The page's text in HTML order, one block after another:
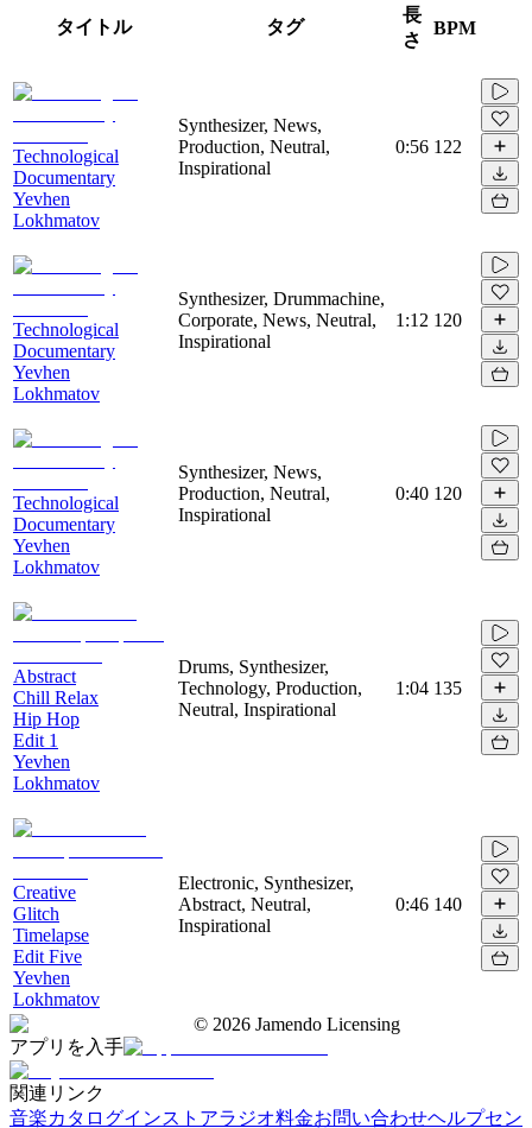
タイトル タグ
長
さ
BPM
Technological
Documentary
Yevhen
Lokhmatov
Synthesizer, News,
Production, Neutral,
Inspirational
0:56 122
Technological
Documentary
Yevhen
Lokhmatov
Synthesizer, Drummachine,
Corporate, News, Neutral,
Inspirational
1:12 120
Technological
Documentary
Yevhen
Lokhmatov
Synthesizer, News,
Production, Neutral,
Inspirational
0:40 120
Abstract
Chill Relax
Hip Hop
Edit 1
Yevhen
Lokhmatov
Drums, Synthesizer,
Technology, Production,
Neutral, Inspirational
1:04 135
Creative
Glitch
Timelapse
Edit Five
Yevhen
Lokhmatov
Electronic, Synthesizer,
Abstract, Neutral,
Inspirational
0:46 140
© 2026 Jamendo Licensing
アプリを入手
関連リンク
音楽カタログインストアラジオ料金お問い合わせヘルプセン